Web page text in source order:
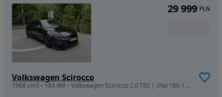
Volkswagen Scirocco
1968 cm3 • 184 KM • Volkswagen Scirocco 2.0 TDI | chip 180-190 KM | Manual
29 999 PLN